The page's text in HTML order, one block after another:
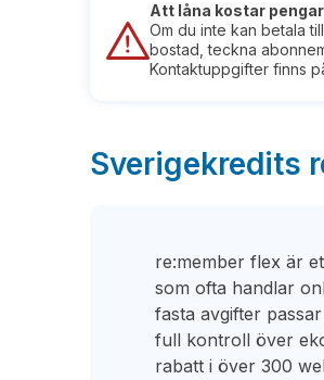
Att låna kostar
Om du inte kan betala
bostad, teckna
Kontaktuppgifter finns
Sverigekredits
re:member flex är
som ofta handlar
fasta avgifter
full kontroll över
rabatt i över 300